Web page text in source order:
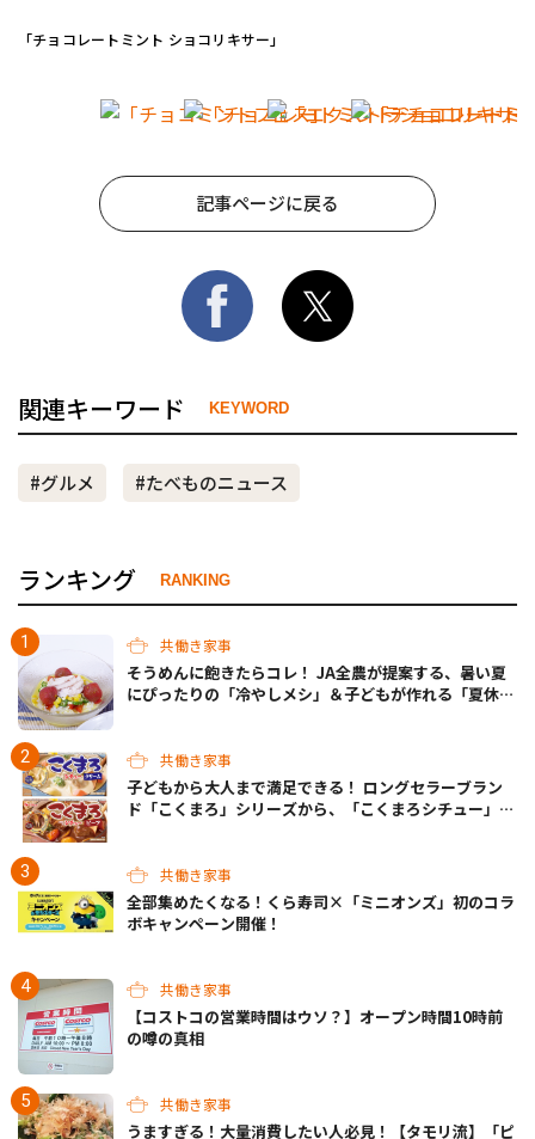
「チョコレートミント ショコリキサー」
記事ページに戻る
関連キーワード KEYWORD
#グルメ #たべものニュース
ランキング RANKING
共働き家事
そうめんに飽きたらコレ！ JA全農が提案する、暑い夏
にぴったりの「冷やしメシ」＆子どもが作れる「夏休み
共働き家事
子どもから大人まで満足できる！ ロングセラーブラン
ド「こくまろ」シリーズから、「こくまろシチュー」＜
共働き家事
全部集めたくなる！くら寿司×「ミニオンズ」初のコラ
ボキャンペーン開催！
共働き家事
【コストコの営業時間はウソ？】オープン時間10時前
の噂の真相
共働き家事
うますぎる！大量消費したい人必見！【タモリ流】「ピ